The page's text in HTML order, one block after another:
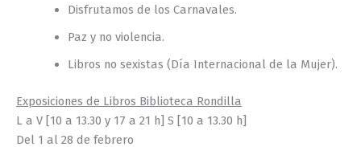
Disfrutamos de los Carnavales.
Paz y no violencia.
Libros no sexistas (Día Internacional de la Mujer).
Exposiciones de Libros Biblioteca Rondilla
L a V [10 a 13.30 y 17 a 21 h] S [10 a 13.30 h]
Del 1 al 28 de febrero